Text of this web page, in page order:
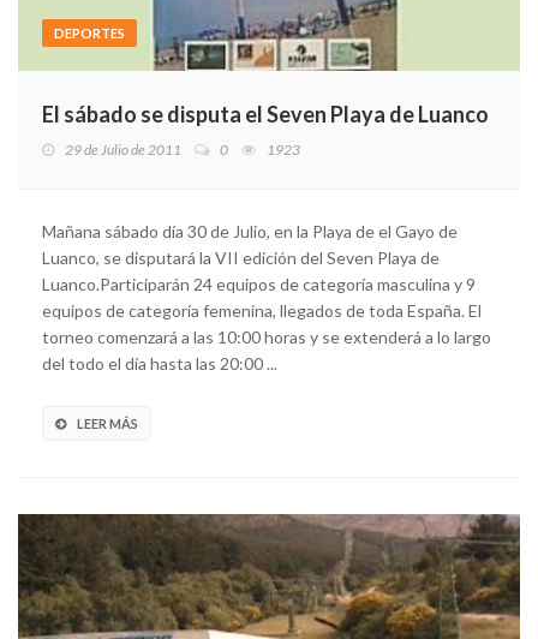
DEPORTES
El sábado se disputa el Seven Playa de Luanco
29 de Julio de 2011 0 1923
Mañana sábado día 30 de Julio, en la Playa de el Gayo de
Luanco, se disputará la VII edición del Seven Playa de
Luanco.Participarán 24 equipos de categoría masculina y 9
equipos de categoría femenina, llegados de toda España. El
torneo comenzará a las 10:00 horas y se extenderá a lo largo
del todo el día hasta las 20:00 ...
LEER MÁS